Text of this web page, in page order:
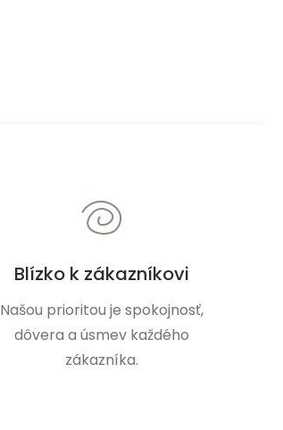
Blízko k zákazníkovi
Našou prioritou je spokojnosť,
dôvera a úsmev každého
zákazníka.